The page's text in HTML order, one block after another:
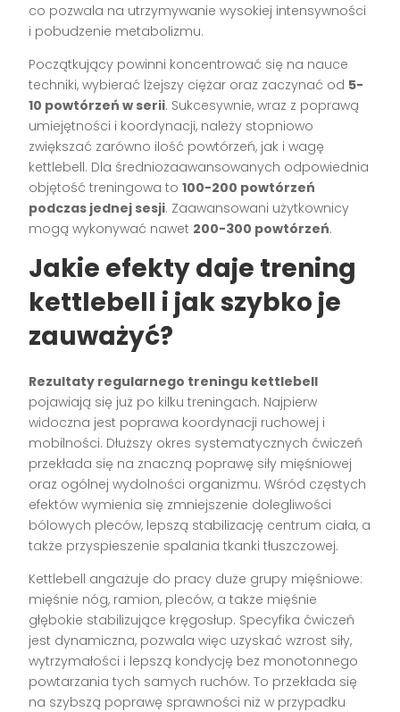
co pozwala na utrzymywanie wysokiej intensywności
i pobudzenie metabolizmu.
Początkujący powinni koncentrować się na nauce
techniki, wybierać lżejszy ciężar oraz zaczynać od 5-
10 powtórzeń w serii. Sukcesywnie, wraz z poprawą
umiejętności i koordynacji, należy stopniowo
zwiększać zarówno ilość powtórzeń, jak i wagę
kettlebell. Dla średniozaawansowanych odpowiednia
objętość treningowa to100-200 powtórzeń
podczas jednej sesji. Zaawansowani użytkownicy
mogą wykonywać nawet 200-300 powtórzeń.
Jakie efekty daje trening
kettlebell i jak szybko je
zauważyć?
Rezultaty regularnego treningu kettlebell
pojawiają się już po kilku treningach. Najpierw
widoczna jest poprawa koordynacji ruchowej i
mobilności. Dłuższy okres systematycznych ćwiczeń
przekłada się na znaczną poprawę siły mięśniowej
oraz ogólnej wydolności organizmu. Wśród częstych
efektów wymienia się zmniejszenie dolegliwości
bólowych pleców, lepszą stabilizację centrum ciała, a
także przyspieszenie spalania tkanki tłuszczowej.
Kettlebell angażuje do pracy duże grupy mięśniowe:
mięśnie nóg, ramion, pleców, a także mięśnie
głębokie stabilizujące kręgosłup. Specyfika ćwiczeń
jest dynamiczna, pozwala więc uzyskać wzrost siły,
wytrzymałości i lepszą kondycję bez monotonnego
powtarzania tych samych ruchów. To przekłada się
na szybszą poprawę sprawności niż w przypadku